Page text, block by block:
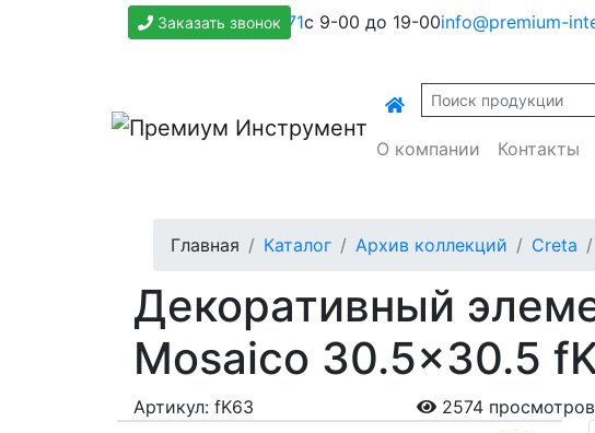
+7(800)500-1271с 9-00 до 19-00info@premium-
Заказать звонок
О компании Контакты
Главная Каталог Архив коллекций Creta
Декоративный
Mosaico 30.5x30.5
Артикул: fK63 2574 просмотров